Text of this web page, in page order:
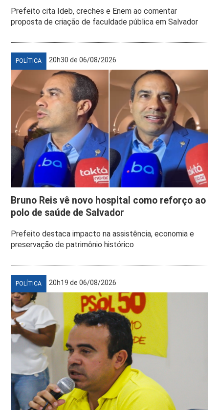
Prefeito cita Ideb, creches e Enem ao comentar
proposta de criação de faculdade pública em Salvador
POLÍTICA 20h30 de 06/08/2026
Bruno Reis vê novo hospital como reforço ao
polo de saúde de Salvador
Prefeito destaca impacto na assistência, economia e
preservação de patrimônio histórico
POLÍTICA 20h19 de 06/08/2026